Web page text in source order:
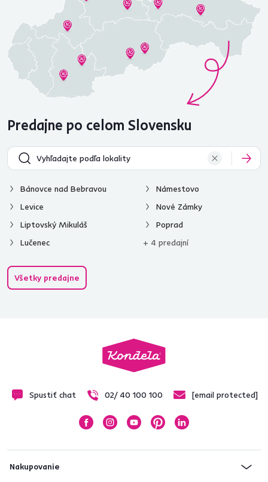
Predajne po celom Slovensku
Bánovce nad Bebravou
Levice
Liptovský Mikuláš
Lučenec
Námestovo
Nové Zámky
Poprad
+ 4 predajní
Všetky predajne
Spustiť chat 02/ 40 100 100 [email protected]
Nakupovanie